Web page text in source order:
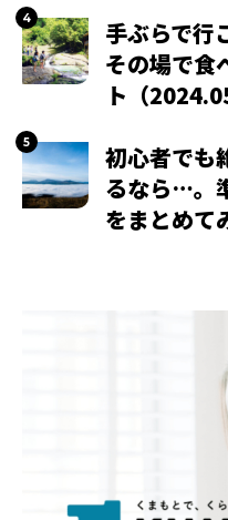
手ぶらで行
その場で食
ト（
初心者でも
るなら…。
をまとめて